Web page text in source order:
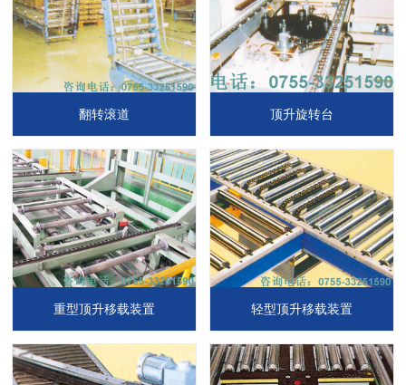
翻转滚道 顶升旋转台
重型顶升移载装置 轻型顶升移载装置